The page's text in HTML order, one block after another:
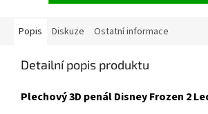
Popis Diskuze Ostatní informace
Detailní popis produktu
Plechový 3D penál Disney Frozen 2